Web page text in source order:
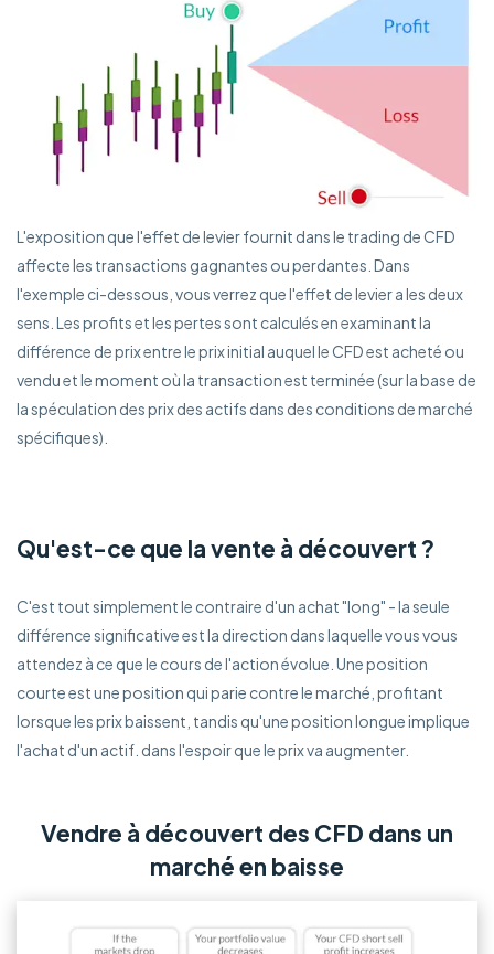
L'exposition que l'effet de levier fournit dans le trading de CFD
affecte les transactions gagnantes ou perdantes. Dans
l'exemple ci-dessous, vous verrez que l'effet de levier a les deux
sens. Les profits et les pertes sont calculés en examinant la
différence de prix entre le prix initial auquel le CFD est acheté ou
vendu et le moment où la transaction est terminée (sur la base de
la spéculation des prix des actifs dans des conditions de marché
spécifiques).
Qu'est-ce que la vente à découvert ?
C'est tout simplement le contraire d'un achat "long" - la seule
différence significative est la direction dans laquelle vous vous
attendez à ce que le cours de l'action évolue. Une position
courte est une position qui parie contre le marché, profitant
lorsque les prix baissent, tandis qu'une position longue implique
l'achat d'un actif. dans l'espoir que le prix va augmenter.
Vendre à découvert des CFD dans un
marché en baisse